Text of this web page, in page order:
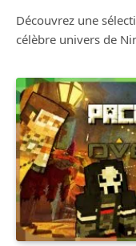
Découvrez une
célèbre univers de